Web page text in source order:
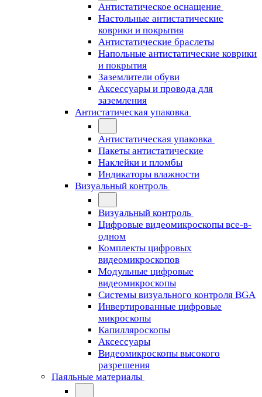
Антистатическое оснащение
Настольные антистатические
коврики и покрытия
Антистатические браслеты
Напольные антистатические коврики
и покрытия
Заземлители обуви
Аксессуары и провода для
заземления
Антистатическая упаковка
Антистатическая упаковка
Пакеты антистатические
Наклейки и пломбы
Индикаторы влажности
Визуальный контроль
Визуальный контроль
Цифровые видеомикроскопы все-в-
одном
Комплекты цифровых
видеомикроскопов
Модульные цифровые
видеомикроскопы
Cистемы визуального контроля BGA
Инвертированные цифровые
микроскопы
Капилляроскопы
Аксессуары
Видеомикроскопы высокого
разрешения
Паяльные материалы